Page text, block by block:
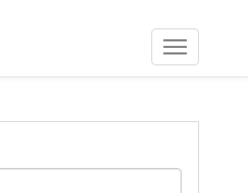
Toggle